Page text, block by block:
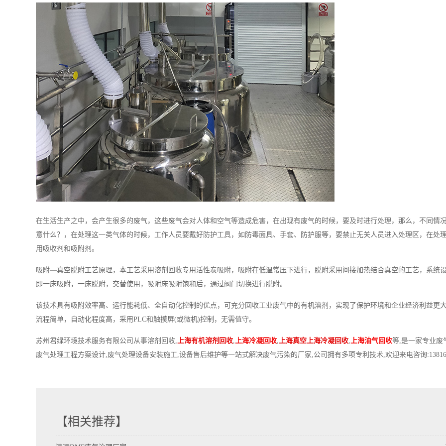
在生活生产之中，会产生很多的废气，这些废气会对人体和空气等造成危害，在出现有废气的时候，要及时进行处理，那么，不同情
意什么？，在处理这一类气体的时候，工作人员要戴好防护工具，如防毒面具、手套、防护服等，要禁止无关人员进入处理区，在处
用吸收剂和吸附剂。
吸附—真空脱附工艺原理，本工艺采用溶剂回收专用活性炭吸附，吸附在低温常压下进行，脱附采用间接加热结合真空的工艺，系统设
即一床吸附，一床脱附，交替使用，吸附床吸附饱和后，通过阀门切换进行脱附。
该技术具有吸附效率高、运行能耗低、全自动化控制的优点，可充分回收工业废气中的有机溶剂，实现了保护环境和企业经济利益更
流程简单，自动化程度高，采用PLC和触摸屏(或微机)控制，无需值守。
苏州君绿环境技术服务有限公司从事溶剂回收,上海有机溶剂回收,上海冷凝回收,上海真空上海冷凝回收,上海油气回收等,是一家专业废
废气处理工程方案设计,废气处理设备安装施工,设备售后维护等一站式解决废气污染的厂家,公司拥有多项专利技术,欢迎来电咨询
【相关推荐】